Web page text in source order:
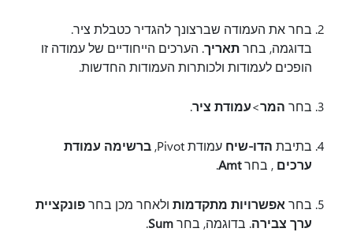
בחר את העמודה שברצונך להגדיר כטבלת ציר.
בדוגמה, בחרתאריך. הערכים הייחודיים של עמודה זו
הופכים לעמודות ולכותרות העמודות החדשות.
בחר המר>עמודת ציר.
בתיבת הדו-שיח עמודת Pivot,
ברשימה עמודת
ערכים , בחרAmt
.
בחר אפשרויות מתקדמות ולאחר מכן בחרפונקציית
ערך צבירה. בדוגמה, בחרSum
.